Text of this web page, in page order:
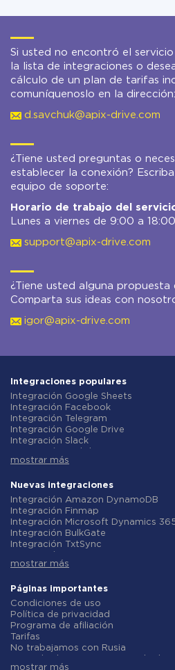
Si usted no encontró el
la lista de integraciones o
cálculo de un plan de tarifas
comuníquenoslo en la dirección:
d.savchuk@apix-drive.com
¿Tiene usted preguntas o
establecer la conexión?
equipo de soporte:
Horario de trabajo del
Lunes a viernes de 9:00 a 18:00
support@apix-drive.com
¿Tiene usted alguna propuesta
Comparta sus ideas con
igor@apix-drive.com
Integraciones populares
Integración Google Sheets
Integración Facebook
Integración Telegram
Integración Google Drive
Integración Slack
Integración Gmail
Integración ClickUp
Integración Airtable
Integración Google Contacts
Integración OpenAI (ChatGPT)
Integración Instagram
Integración ActiveCampaign
Integración Typeform
Integración Salesforce CRM
Integración Notion
Integración AWeber
Integración Asana
Integración ZOHO CRM
Integración Webhooks
Integración GetResponse
Integración WooCommerce
mostrar más
Nuevas integraciones
Integración Amazon DynamoDB
Integración Finmap
Integración Microsoft Dynamics
Integración BulkGate
Integración TxtSync
Integración Corezoid
Integración Instasent
Integración AtomPark
Integración TXTImpact
Integración Campaign Monitor
Integración CM.com
Integración D7 Networks
Integración SMS.to
Integración SMSGlobal
mostrar más
Páginas importantes
Condiciones de uso
Política de privacidad
Programa de afiliación
Tarifas
No trabajamos con Rusia
mostrar más